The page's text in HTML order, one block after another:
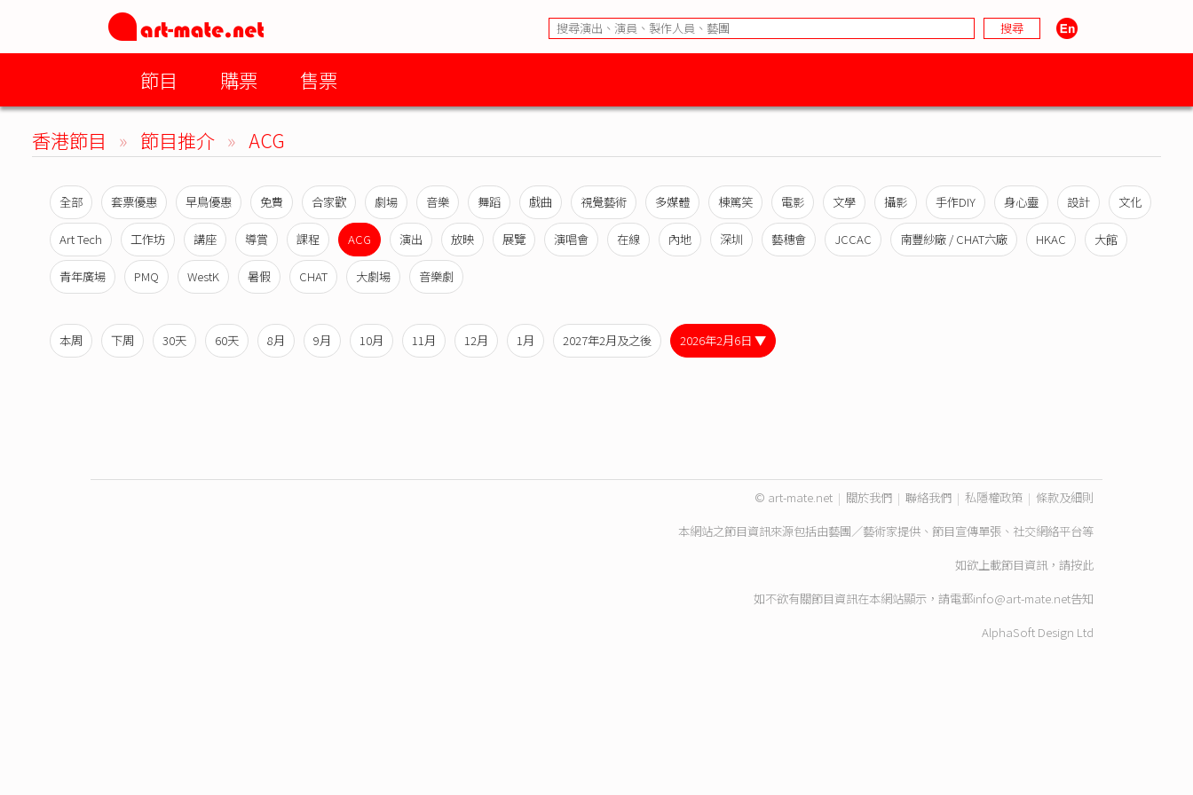
節目 購票 售票
香港節目 » 節目推介 » ACG
全部 套票優惠 早鳥優惠 免費 合家歡 劇場 音樂 舞蹈 戲曲 視覺藝術 多媒體 棟篤笑 電影 文學 攝影 手作DIY 身心靈 設計 文化
Art Tech 工作坊 講座 導賞 課程 ACG 演出 放映 展覽 演唱會 在線 內地 深圳 藝穗會 JCCAC 南豐紗廠 / CHAT六廠 HKAC 大館
青年廣場 PMQ WestK 暑假 CHAT 大劇場 音樂劇
本周 下周 30天 60天 8月 9月 10月 11月 12月 1月 2027年2月及之後 2026年2月6日 ▼
© art-mate.net | 關於我們 | 聯絡我們 | 私隱權政策 | 條款及細則
本網站之節目資訊來源包括由藝團／藝術家提供、節目宣傳單張、社交網絡平台等
如欲上載節目資訊，請按此
如不欲有關節目資訊在本網站顯示，請電郵info@art-mate.net告知
AlphaSoft Design Ltd